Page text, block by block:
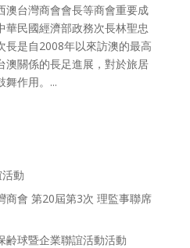
澳台灣商會會長等商會重要成
華民國經濟部政務次長林聖忠
長是自2008年以來訪澳的最高
澳關係的長足進展，對於旅居
舞作用。...
動
商會 第20屆第3次 理監事聯席
齢球暨企業聯誼活動活動